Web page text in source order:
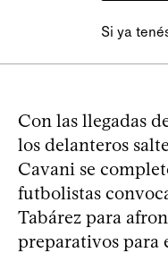
Si ya
Con las llegadas
los delanteros
Cavani se
futbolistas
Tabárez para
preparativos para